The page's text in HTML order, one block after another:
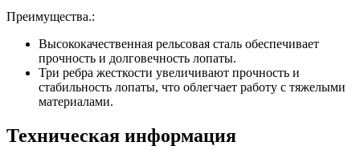
Преимущества.:
Высококачественная рельсовая сталь обеспечивает
прочность и долговечность лопаты.
Три ребра жесткости увеличивают прочность и
стабильность лопаты, что облегчает работу с тяжелыми
материалами.
Техническая информация